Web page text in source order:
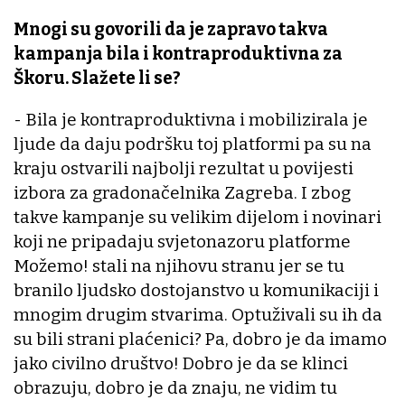
Mnogi su govorili da je zapravo takva
kampanja bila i kontraproduktivna za
Škoru. Slažete li se?
- Bila je kontraproduktivna i mobilizirala je
ljude da daju podršku toj platformi pa su na
kraju ostvarili najbolji rezultat u povijesti
izbora za gradonačelnika Zagreba. I zbog
takve kampanje su velikim dijelom i novinari
koji ne pripadaju svjetonazoru platforme
Možemo! stali na njihovu stranu jer se tu
branilo ljudsko dostojanstvo u komunikaciji i
mnogim drugim stvarima. Optuživali su ih da
su bili strani plaćenici? Pa, dobro je da imamo
jako civilno društvo! Dobro je da se klinci
obrazuju, dobro je da znaju, ne vidim tu